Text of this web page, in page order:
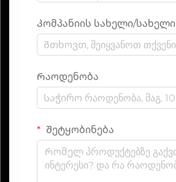
Კომპანიის სახელი/სახელი
Რაოდენობა
Შეტყობინება